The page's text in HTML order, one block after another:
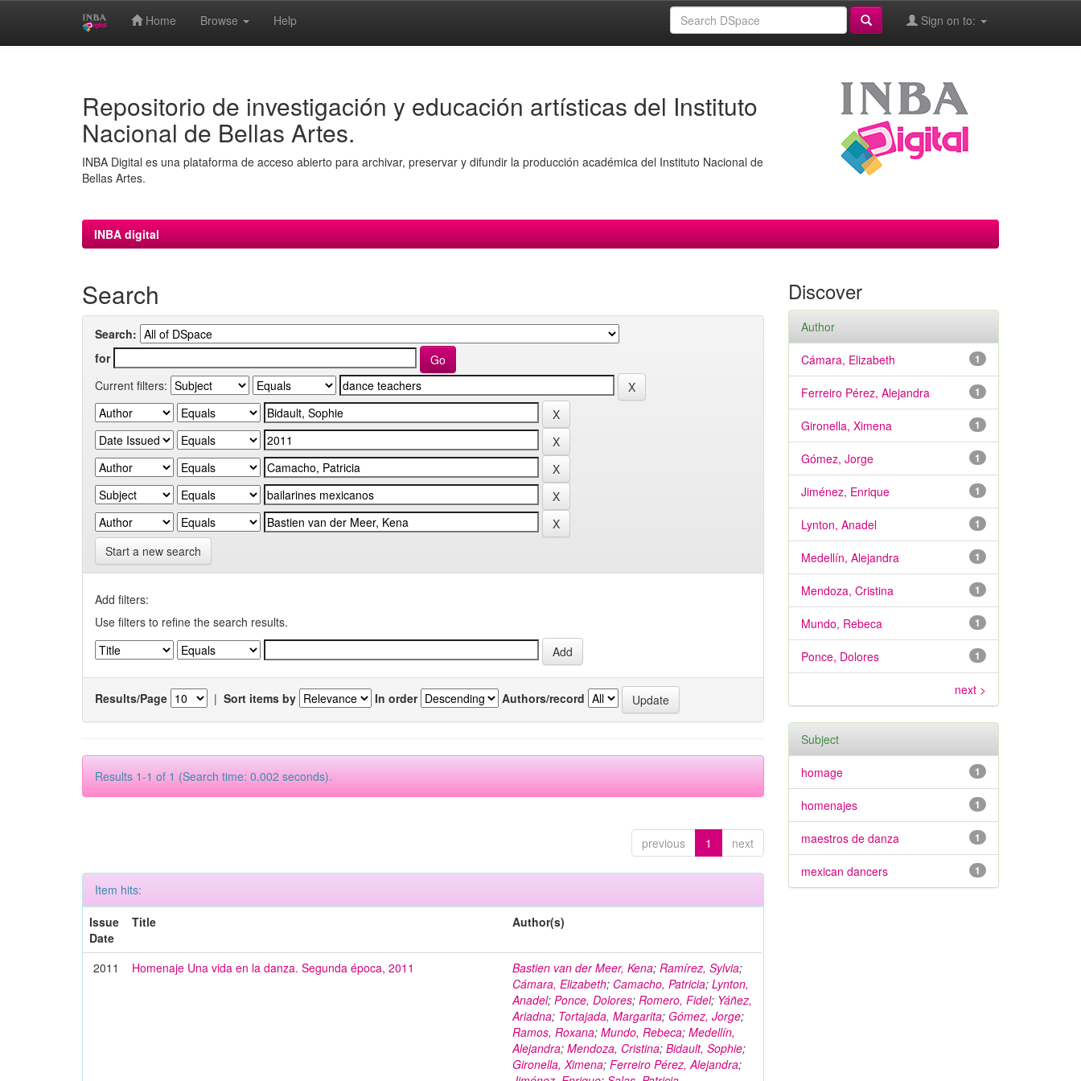
Home Browse Help Sign on to:
Repositorio de investigación y educación artísticas del Instituto
Nacional de Bellas Artes.
INBA Digital es una plataforma de acceso abierto para archivar, preservar y difundir la producción académica del Instituto Nacional de
Bellas Artes.
INBA digital
Search
Search:
for
Current filters:
Start a new search
Add filters:
Use filters to refine the search results.
Results/Page | Sort items by In order Authors/record
Results 1-1 of 1 (Search time: 0.002 seconds).
previous 1 next
Item hits:
Issue
Date
Title Author(s)
2011 Homenaje Una vida en la danza. Segunda época, 2011 Bastien van der Meer, Kena;Ramírez, Sylvia;
Cámara, Elizabeth; Camacho, Patricia;Lynton,
Anadel;Ponce, Dolores;Romero, Fidel; Yáñez,
Ariadna; Tortajada, Margarita;Gómez, Jorge;
Ramos, Roxana;Mundo, Rebeca;Medellín,
Alejandra;Mendoza, Cristina;Bidault, Sophie;
Gironella, Ximena;Ferreiro Pérez, Alejandra;
Discover
Author
1
Cámara, Elizabeth
1
Ferreiro Pérez, Alejandra
1
Gironella, Ximena
1
Gómez, Jorge
1
Jiménez, Enrique
1
Lynton, Anadel
1
Medellín, Alejandra
1
Mendoza, Cristina
1
Mundo, Rebeca
1
Ponce, Dolores
next >
Subject
1
homage
1
homenajes
1
maestros de danza
1
mexican dancers